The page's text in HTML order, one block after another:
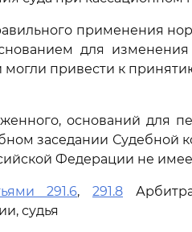
применения
для
привести к
оснований для
заседании Судебной
Федерации не
291.6,291.8
судья